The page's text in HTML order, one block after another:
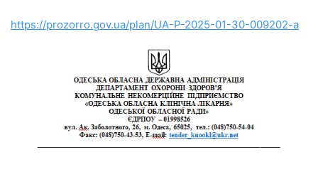
https://prozorro.gov.ua/plan/UA-P-2025-01-30-009202-a